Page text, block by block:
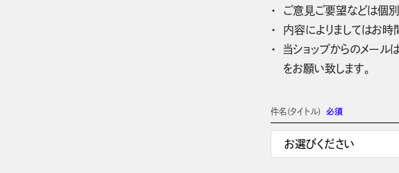
ご意見ご要望などは個
内容によりましてはお時
当ショップからのメール
をお願い致します。
件名(タイトル) 必須